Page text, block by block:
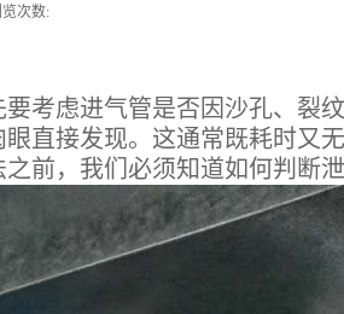
次数:
考虑进气管是否因沙孔、裂
直接发现。这通常既耗时又无
前，我们必须知道如何判断泄